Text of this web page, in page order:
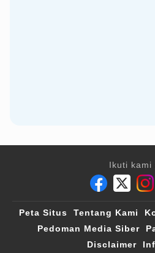
Ikuti kami
Peta Situs Tentang Kami
Pedoman Media Siber
Disclaimer